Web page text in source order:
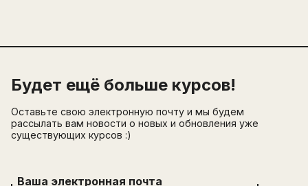
Будет ещё больше курсов!
Оставьте свою электронную почту и мы будем
рассылать вам новости о новых и обновления уже
существующих курсов :)
Ваша электронная почта